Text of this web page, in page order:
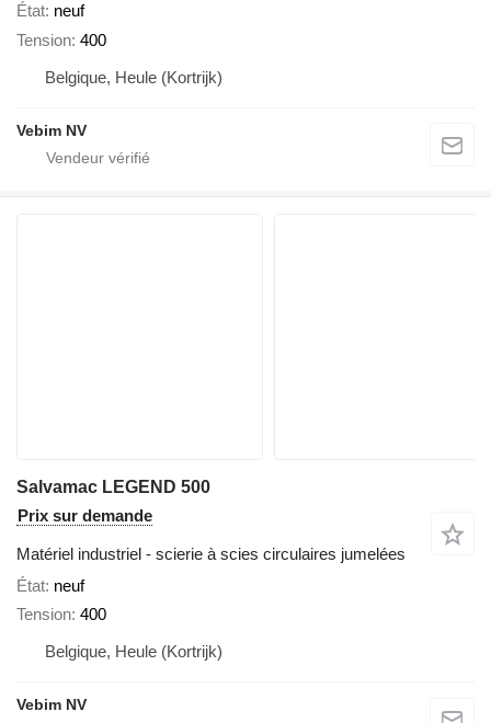
État neuf
Tension 400
Belgique, Heule (Kortrijk)
Vebim NV
Salvamac LEGEND 500
Prix sur demande
Matériel industriel - scierie à scies circulaires jumelées
État neuf
Tension 400
Belgique, Heule (Kortrijk)
Vebim NV